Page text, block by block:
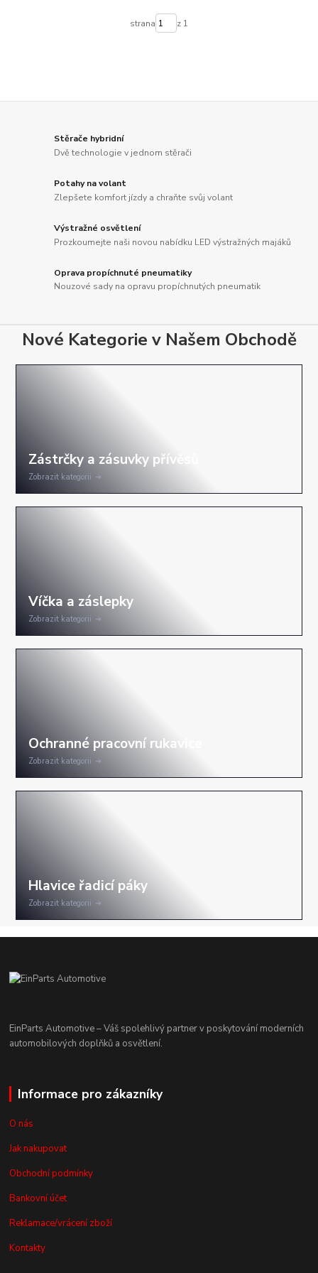
strana z 1
Stěrače hybridní
Dvě technologie v jednom stěrači
Potahy na volant
Zlepšete komfort jízdy a chraňte svůj volant
Výstražné osvětlení
Prozkoumejte naši novou nabídku LED výstražných majáků
Oprava propíchnuté pneumatiky
Nouzové sady na opravu propíchnutých pneumatik
Nové Kategorie v Našem Obchodě
Zobrazit kategorii
Zobrazit kategorii
Zobrazit kategorii
Zobrazit kategorii
EinParts Automotive – Váš spolehlivý partner v poskytování moderních
automobilových doplňků a osvětlení.
Informace pro zákazníky
O nás
Jak nakupovat
Obchodní podmínky
Bankovní účet
Reklamace/vrácení zboží
Kontakty